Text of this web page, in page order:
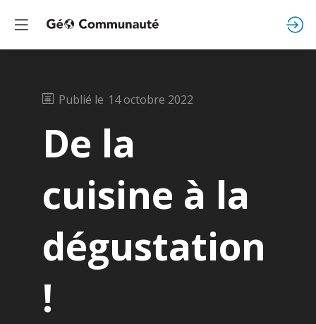
Publié le 14 octobre 2022
De la
cuisine à la
dégustation
!